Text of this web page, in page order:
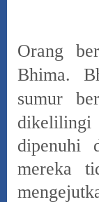
Orang
Bhima.
sumur
dipenuhi
mereka